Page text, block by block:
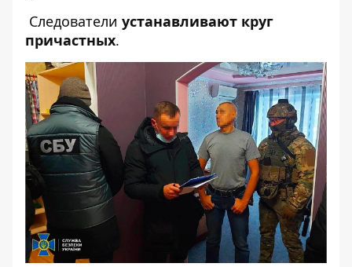
Следователи устанавливают круг
причастных.